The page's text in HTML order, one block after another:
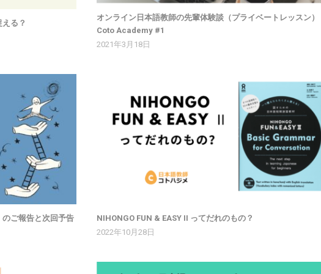
る？
オンライン日本語教師の先輩体験談（プライベートレッスン）
Coto Academy #1
2021年3月18日
ご報告と次回予告
NIHONGO FUN & EASY II ってだれのもの？
2022年10月28日